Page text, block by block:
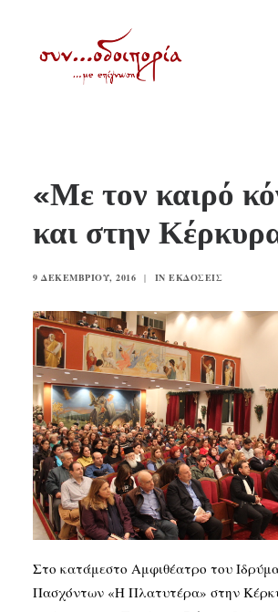
ΘΕΜΑΤΟΛΟΓΙΑ
ΑΝΑΚΟΙΝΩΣΕΙΣ
VIDEO
ΠΑΛΑΙΑ ΣΥΝΟΔΟΙΠΟΡΙΑ
ΕΠΙΚΟΙΝΩΝΙΑ
SEARCH
«Με τον καιρό
και στην
9 ΔΕΚΕΜΒΡΊΟΥ, 2016 | IN ΕΚΔΌΣΕΙΣ
Στο κατάμεστο Αμφιθέατρο του
Πασχόντων «Η Πλατυτέρα» στην